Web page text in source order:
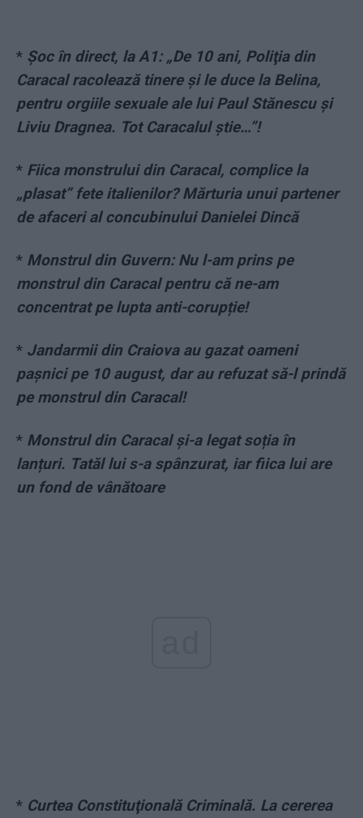
* Șoc în direct, la A1: „De 10 ani, Poliţia din
Caracal racolează tinere şi le duce la Belina,
pentru orgiile sexuale ale lui Paul Stănescu şi
Liviu Dragnea. Tot Caracalul ştie…”!
* Fiica monstrului din Caracal, complice la
„plasat” fete italienilor? Mărturia unui partener
de afaceri al concubinului Danielei Dincă
* Monstrul din Guvern: Nu l-am prins pe
monstrul din Caracal pentru că ne-am
concentrat pe lupta anti-corupție!
* Jandarmii din Craiova au gazat oameni
pașnici pe 10 august, dar au refuzat să-l prindă
pe monstrul din Caracal!
* Monstrul din Caracal și-a legat soția în
lanțuri. Tatăl lui s-a spânzurat, iar fiica lui are
un fond de vânătoare
* Curtea Constituţională Criminală. La cererea